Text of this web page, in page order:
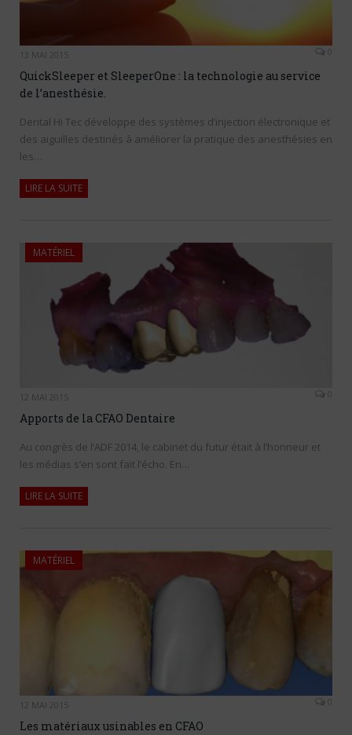
13 MAI 2015 0
QuickSleeper et SleeperOne : la technologie au service
de l’anesthésie.
Dental Hi Tec développe des systèmes d’injection électronique et
des aiguilles destinés à améliorer la pratique des anesthésies en
les…
LIRE LA SUITE
MATÉRIEL
12 MAI 2015 0
Apports de la CFAO Dentaire
Au congrès de l’ADF 2014, le cabinet du futur était à l’honneur et
les médias s’en sont fait l’écho. En…
LIRE LA SUITE
MATÉRIEL
12 MAI 2015 0
Les matériaux usinables en CFAO